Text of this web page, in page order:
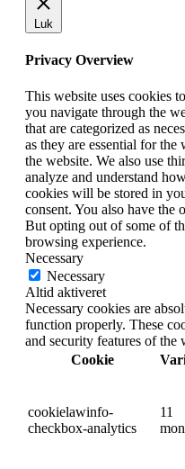
Luk
Privacy Overview
This website uses cookies
you navigate through the
that are categorized as
as they are essential for
the website. We also use
analyze and understand
cookies will be stored in
consent. You also have the
But opting out of some of
browsing experience.
Necessary
Necessary
Altid aktiveret
Necessary cookies are
function properly. These
and security features of the
Cookie
cookielawinfo-
checkbox-analytics
11